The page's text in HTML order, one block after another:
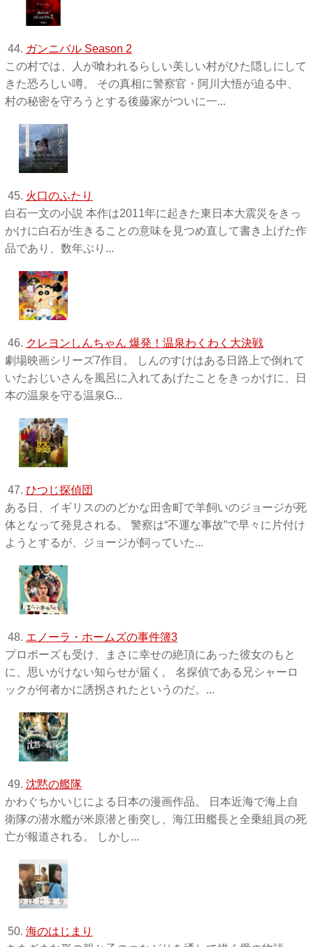
44. ガンニバル Season 2
この村では、人が喰われるらしい美しい村がひた隠しにして
きた恐ろしい噂。 その真相に警察官・阿川大悟が迫る中、
村の秘密を守ろうとする後藤家がついに一...
45. 火口のふたり
白石一文の小説 本作は2011年に起きた東日本大震災をきっ
かけに白石が生きることの意味を見つめ直して書き上げた作
品であり、数年ぶり...
46. クレヨンしんちゃん 爆発！温泉わくわく大決戦
劇場映画シリーズ7作目。 しんのすけはある日路上で倒れて
いたおじいさんを風呂に入れてあげたことをきっかけに、日
本の温泉を守る温泉G...
47. ひつじ探偵団
ある日、イギリスののどかな田舎町で羊飼いのジョージが死
体となって発見される。 警察は“不運な事故”で早々に片付け
ようとするが、ジョージが飼っていた...
48. エノーラ・ホームズの事件簿3
プロポーズも受け、まさに幸せの絶頂にあった彼女のもと
に、思いがけない知らせが届く。 名探偵である兄シャーロ
ックが何者かに誘拐されたというのだ。...
49. 沈黙の艦隊
かわぐちかいじによる日本の漫画作品。 日本近海で海上自
衛隊の潜水艦が米原潜と衝突し、海江田艦長と全乗組員の死
亡が報道される。 しかし...
50. 海のはじまり